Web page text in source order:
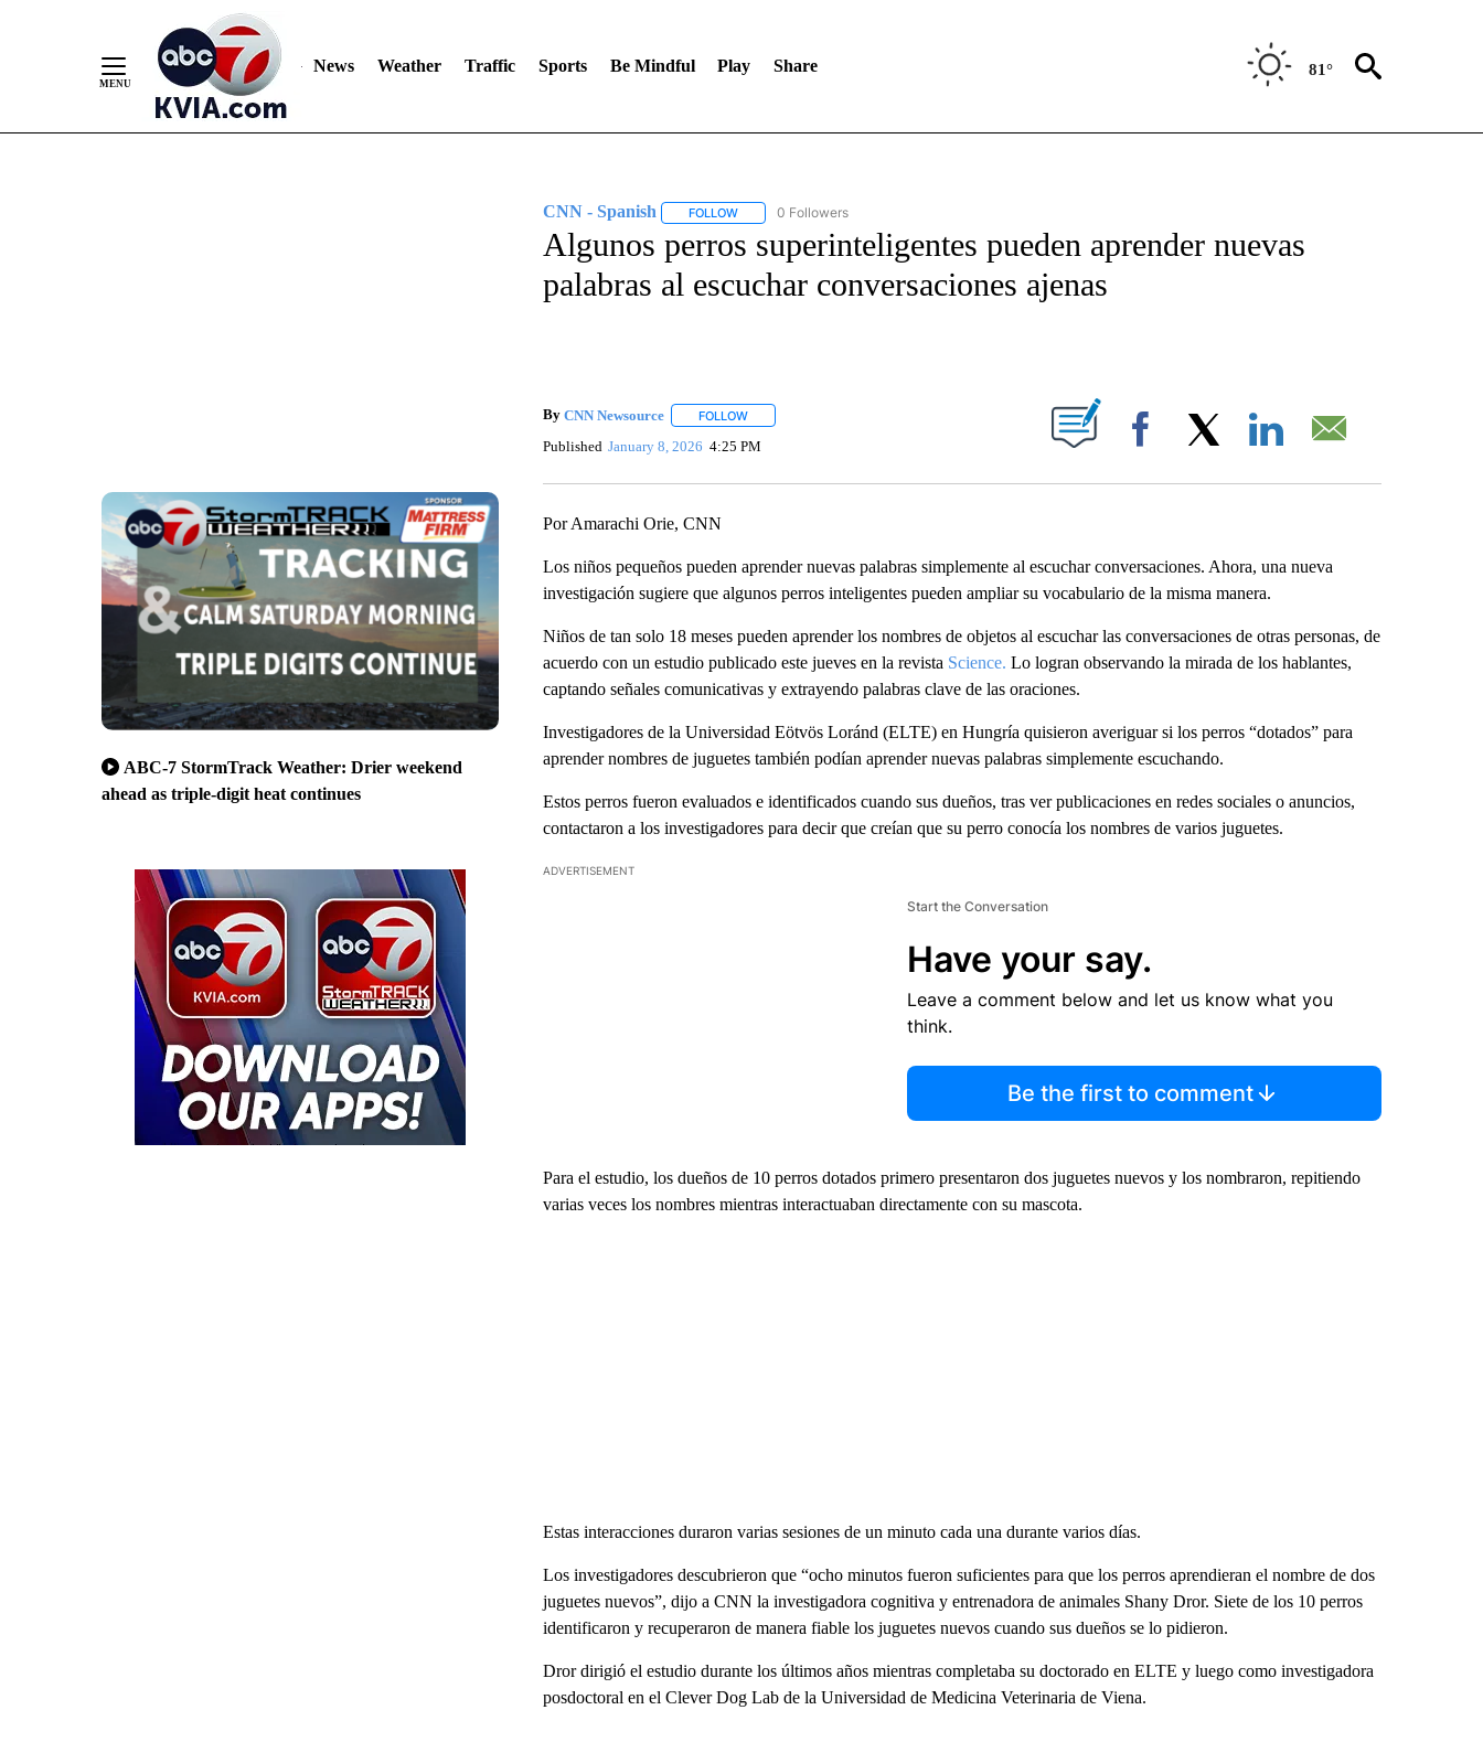
News Weather Traffic Sports Be Mindful Play Share 81°
ABC-7 StormTrack Weather: Drier weekend
ahead as triple-digit heat continues
CNN - Spanish FOLLOWFOLLOW "CNN - SPANISH" TO RECEIVE NOTIFICATIONS ABOUT NEW PAGES ON "CNN - SPANISH".
0 Followers
Algunos perros superinteligentes pueden aprender nuevas
palabras al escuchar conversaciones ajenas
By CNN Newsource FOLLOWFOLLOW "" TO RECEIVE NOTIFICATIONS ABOUT NEW PAGES ON "".
Published January 8, 2026 4:25 PM Facebook
Por Amarachi Orie, CNN
Los niños pequeños pueden aprender nuevas palabras simplemente al escuchar conversaciones. Ahora, una nueva
investigación sugiere que algunos perros inteligentes pueden ampliar su vocabulario de la misma manera.
Niños de tan solo 18 meses pueden aprender los nombres de objetos al escuchar las conversaciones de otras personas, de
acuerdo con un estudio publicado este jueves en la revista Science. Lo logran observando la mirada de los hablantes,
captando señales comunicativas y extrayendo palabras clave de las oraciones.
Investigadores de la Universidad Eötvös Loránd (ELTE) en Hungría quisieron averiguar si los perros “dotados” para
aprender nombres de juguetes también podían aprender nuevas palabras simplemente escuchando.
Estos perros fueron evaluados e identificados cuando sus dueños, tras ver publicaciones en redes sociales o anuncios,
contactaron a los investigadores para decir que creían que su perro conocía los nombres de varios juguetes.
ADVERTISEMENT
Start the Conversation
Have your say.
Leave a comment below and let us know what you
think.
Be the first to comment
Para el estudio, los dueños de 10 perros dotados primero presentaron dos juguetes nuevos y los nombraron, repitiendo
varias veces los nombres mientras interactuaban directamente con su mascota.
Estas interacciones duraron varias sesiones de un minuto cada una durante varios días.
Los investigadores descubrieron que “ocho minutos fueron suficientes para que los perros aprendieran el nombre de dos
juguetes nuevos”, dijo a CNN la investigadora cognitiva y entrenadora de animales Shany Dror. Siete de los 10 perros
identificaron y recuperaron de manera fiable los juguetes nuevos cuando sus dueños se lo pidieron.
Dror dirigió el estudio durante los últimos años mientras completaba su doctorado en ELTE y luego como investigadora
posdoctoral en el Clever Dog Lab de la Universidad de Medicina Veterinaria de Viena.